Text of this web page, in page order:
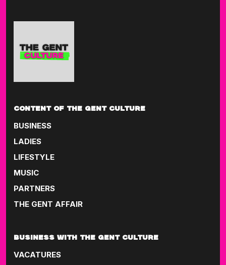
CONTENT OF THE GENT CULTURE
BUSINESS
LADIES
LIFESTYLE
MUSIC
PARTNERS
THE GENT AFFAIR
BUSINESS WITH THE GENT CULTURE
VACATURES